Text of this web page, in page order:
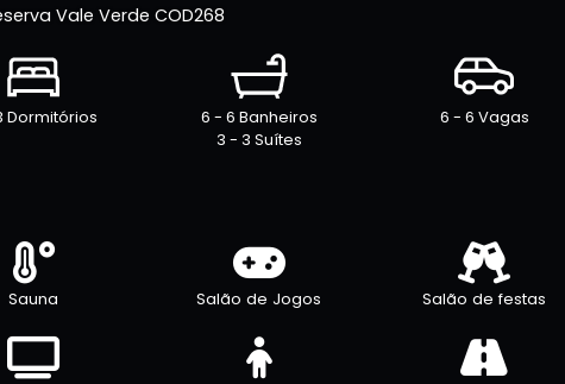
Vale Verde COD268
Dormitórios
6 - 6 Banheiros
3 - 3 Suítes
6 - 6 Vagas
Sauna Salão de Jogos Salão de festas